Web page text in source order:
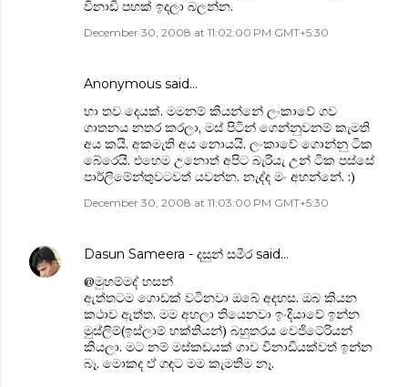
විනාඩි පහක් ඉදලා බලන්න.
December 30, 2008 at 11:02:00 PM GMT+5:30
Anonymous said…
හා තව දෙයක්. මමනම් කියන්නේ ලංකාවේ ගව
ගාතනය නතර කරලා, මස් පිටින් ගෙන්නුවනම් කැමති
අය කයි. අකමැති අය නොයයි. ලංකාවේ ගොන්නු ටික
බේරෙයි. එහෙම උනොත් අපිට බැරියැ උන් ටික පස්සේ
පාර්ලිමේන්තුවටවත් යවන්න. නැද්ද මං අහන්නේ. :)
December 30, 2008 at 11:03:00 PM GMT+5:30
Dasun Sameera - දසුන් සමීර said…
@මුහම්මද් හසන්
ඇත්තටම ගොඩක් වටිනවා ‍ඔබේ අදහස. ඔබ කියන
කථාව ඇත්ත. මම අහලා තියෙනවා ඉංදියාවේ ඉන්න
මුස්ලිම්(ඉස්ලාම් භක්තියන්) බහුතරය වෙජිටේරියන්
කියලා. මට නම් මස්කඩයක් ගාව විනාඩියක්වත් ඉන්න
බෑ. මොකද ඒ ගඳට මම කැමතිම නෑ.